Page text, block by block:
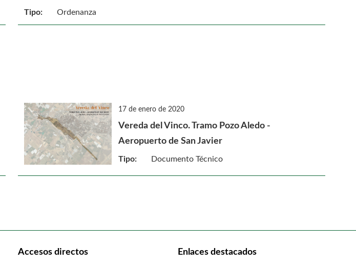
Tipo: Ordenanza
17 de enero de 2020
Vereda del Vinco. Tramo Pozo Aledo -
Aeropuerto de San Javier
Tipo: Documento Técnico
Accesos directos Enlaces destacados